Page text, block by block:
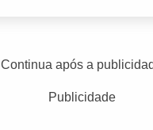
Continua após a
Publicidade